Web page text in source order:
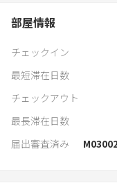
部屋情報
チェックイン
最短滞在日数
チェックアウト
最長滞在日数
届出審査済み